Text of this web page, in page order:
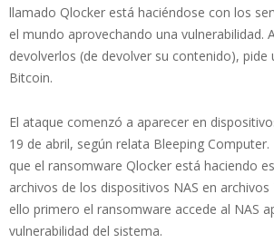
llamado Qlocker está haciéndose con los
el mundo aprovechando una vulnerabilidad.
devolverlos (de devolver su contenido), pide
Bitcoin.
El ataque comenzó a aparecer en
19 de abril, según relata Bleeping
que el ransomware Qlocker está haciendo
archivos de los dispositivos NAS en
ello primero el ransomware accede al NAS
vulnerabilidad del sistema.